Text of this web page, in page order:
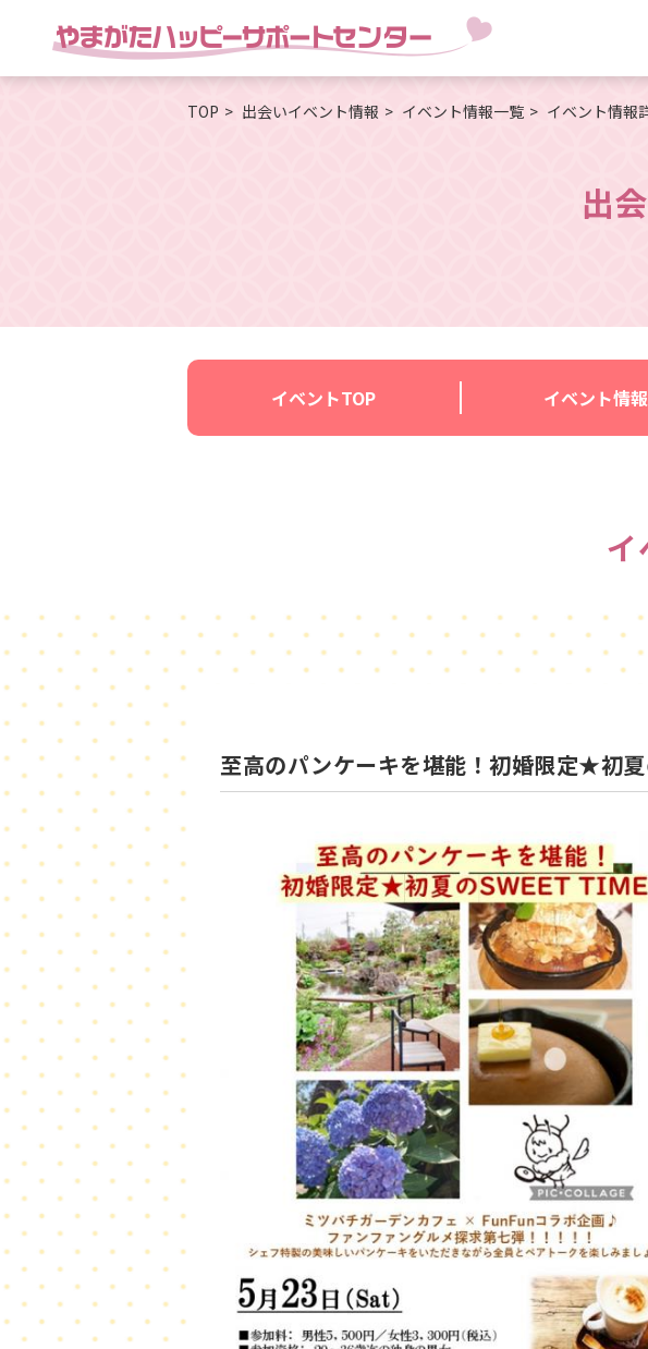
TOP 出会いイベント情報 イベント情報一覧 イベント情報
出
イベントTOP イベント情報
イ
至高のパンケーキを堪能！初婚限定★初